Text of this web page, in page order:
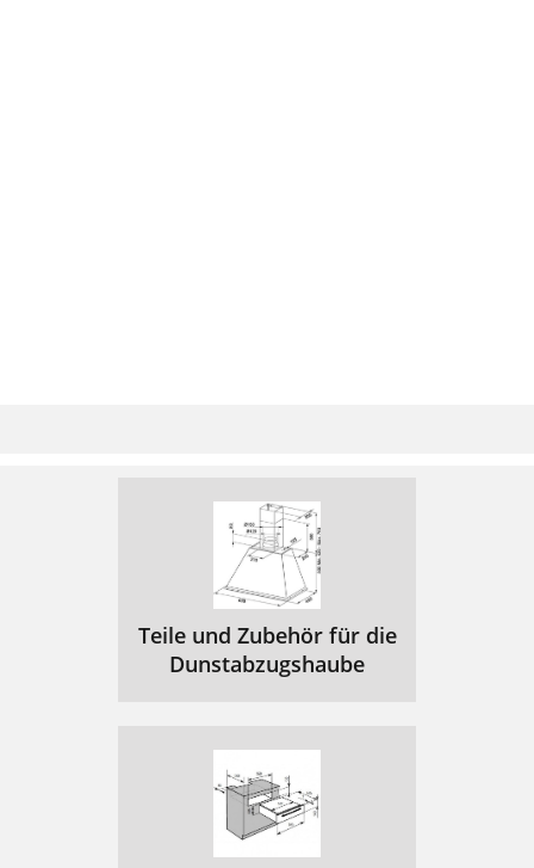
Teile und Zubehör für die
Dunstabzugshaube